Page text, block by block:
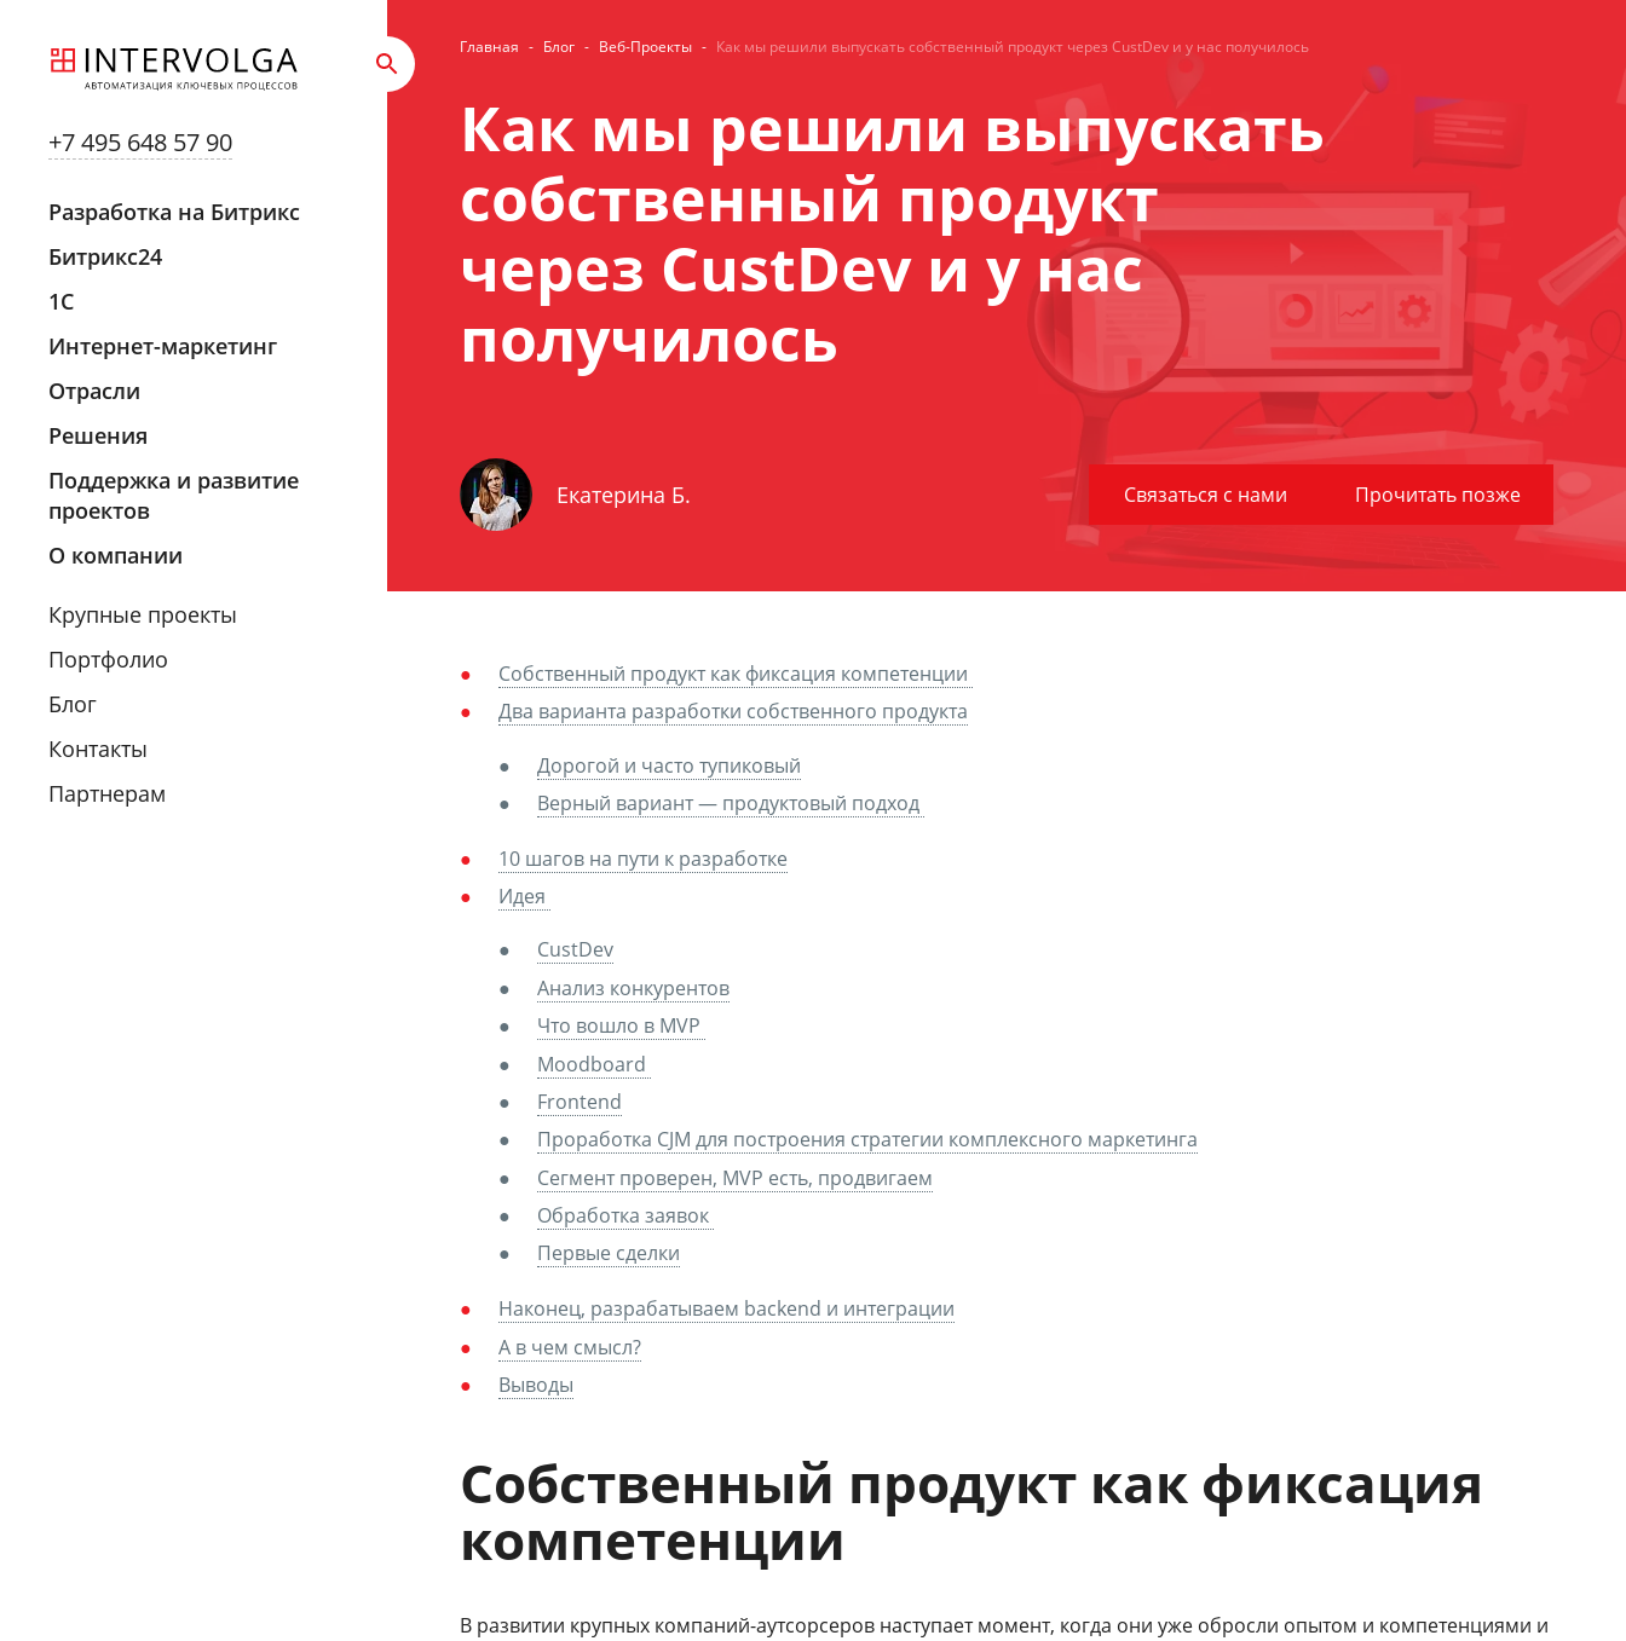
+7 495 648 57 90
Разработка на Битрикс
Битрикс24
1С
Интернет-маркетинг
Отрасли
Решения
Поддержка и развитие
проектов
О компании
Крупные проекты
Портфолио
Блог
Контакты
Партнерам
Главная - Блог - Веб-Проекты - Как мы решили выпускать собственный продукт через CustDev и у нас получилось
Как мы решили выпускать
собственный продукт
через CustDev и у нас
получилось
Екатерина Б. Связаться с нами Прочитать позже
Собственный продукт как фиксация компетенции
Два варианта разработки собственного продукта
Дорогой и часто тупиковый
Верный вариант — продуктовый подход
10 шагов на пути к разработке
Идея
CustDev
Анализ конкурентов
Что вошло в MVP
Moodboard
Frontend
Проработка CJM для построения стратегии комплексного маркетинга
Сегмент проверен, MVP есть, продвигаем
Обработка заявок
Первые сделки
Наконец, разрабатываем backend и интеграции
А в чем смысл?
Выводы
Собственный продукт как фиксация
компетенции
В развитии крупных компаний-аутсорсеров наступает момент, когда они уже обросли опытом и компетенциями и